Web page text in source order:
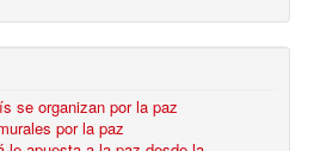
se organizan por la paz
por la paz